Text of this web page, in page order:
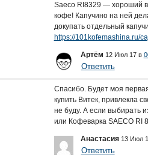
Saeco RI8329 — хороший
кофе! Капучино на ней
докупать отдельный
https://101kofemashina.ru/
Артём 12 Июл 17 в
Ответить
Спасибо. Будет моя
купить Витек, привлекла
не буду. А если выбирать
или Кофеварка SAECO RI
Анастасия 13 Июл
Ответить